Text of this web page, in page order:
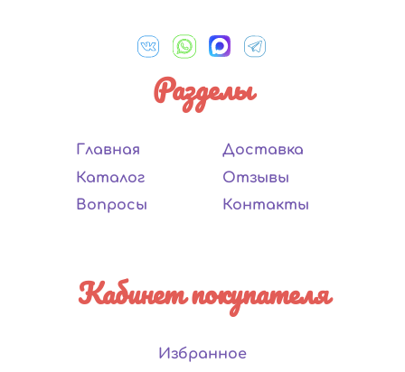
Разделы
Главная
Каталог
Вопросы
Доставка
Отзывы
Контакты
Кабинет покупателя
Избранное